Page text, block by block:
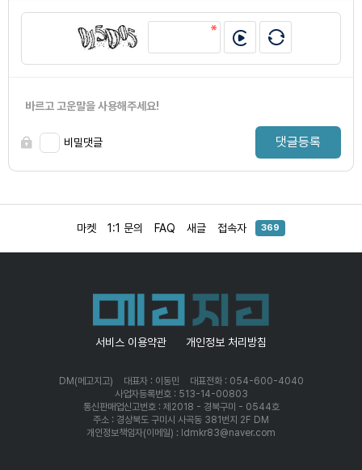
바르고 고운말을 사용해주세요!
비밀댓글 댓글등록
마켓 1:1 문의 FAQ 새글 접속자 369
서비스 이용약관 개인정보 처리방침
DM(메고지고) 대표자 : 이동민
대표전화 : 054-600-4040
사업자등록번호 : 513-14-00803
통신판매업신고번호 : 제2018 - 경북구미 - 0544호
주소 : 경상북도 구미시 사곡동 381번지 2F DM
개인정보책임자(이메일) : ldmkr83@naver.com